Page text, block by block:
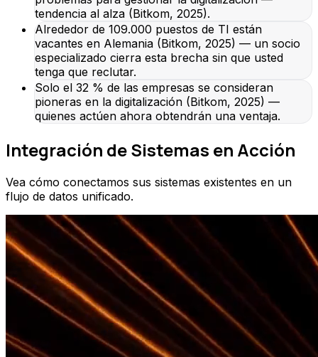
tendencia al alza (Bitkom, 2025).
Alrededor de 109.000 puestos de TI están
vacantes en Alemania (Bitkom, 2025) — un socio
especializado cierra esta brecha sin que usted
tenga que reclutar.
Solo el 32 % de las empresas se consideran
pioneras en la digitalización (Bitkom, 2025) —
quienes actúen ahora obtendrán una ventaja.
Integración de Sistemas en Acción
Vea cómo conectamos sus sistemas existentes en un
flujo de datos unificado.